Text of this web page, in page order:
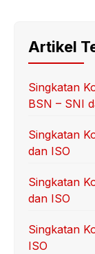
Artikel
Singkatan
BSN – SNI
Singkatan
dan ISO
Singkatan
dan ISO
Singkatan
ISO